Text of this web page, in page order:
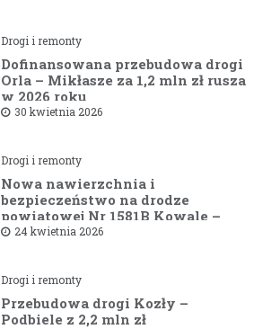
Drogi i remonty
Dofinansowana przebudowa drogi
Orla – Mikłasze za 1,2 mln zł rusza
w 2026 roku
30 kwietnia 2026
Drogi i remonty
Nowa nawierzchnia i
bezpieczeństwo na drodze
powiatowej Nr 1581B Kowale –
Filipy
24 kwietnia 2026
Drogi i remonty
Przebudowa drogi Kozły –
Podbiele z 2,2 mln zł